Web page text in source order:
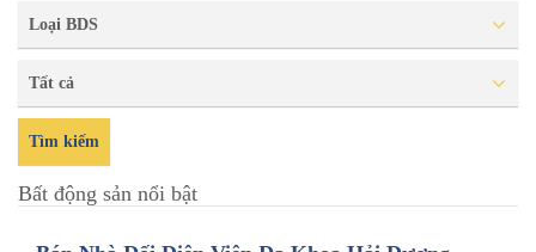
Loại BDS
Tất cả
Tìm kiếm
Bất động sản nổi bật